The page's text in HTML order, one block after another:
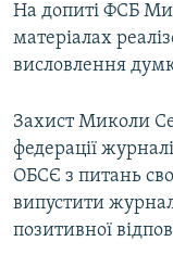
На допиті ФСБ
матеріалах
висловлення
Захист Миколи
федерації
ОБСЄ з питань
випустити
позитивної